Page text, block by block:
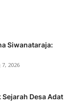
Siwanataraja:
2026
Sejarah Desa Adat